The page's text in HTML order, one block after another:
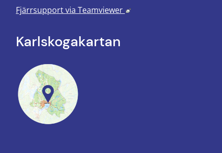
Fjärrsupport via Teamviewer Länk till annan
Karlskoga­kartan